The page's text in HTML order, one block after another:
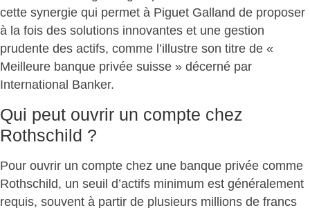
cette synergie qui permet à Piguet Galland de proposer
à la fois des solutions innovantes et une gestion
prudente des actifs, comme l’illustre son titre de «
Meilleure banque privée suisse » décerné par
International Banker.
Qui peut ouvrir un compte chez
Rothschild ?
Pour ouvrir un compte chez une banque privée comme
Rothschild, un seuil d’actifs minimum est généralement
requis, souvent à partir de plusieurs millions de francs